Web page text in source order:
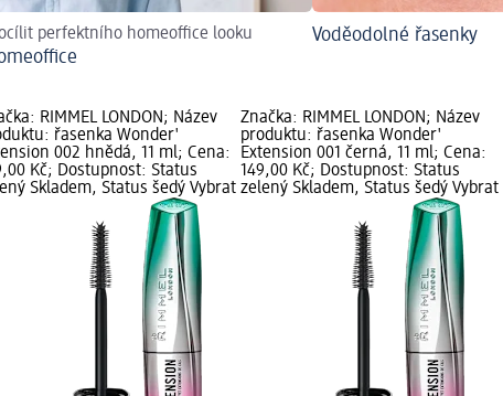
perfektního homeoffice looku Voděodolné řasenky
RIMMEL LONDON; Název
řasenka Wonder'
002 hnědá, 11 ml; Cena:
Kč; Dostupnost: Status
Skladem, Status šedý Vybrat
Značka: RIMMEL LONDON; Název
produktu: řasenka Wonder'
Extension 001 černá, 11 ml; Cena:
149,00 Kč; Dostupnost: Status
zelený Skladem, Status šedý Vybrat